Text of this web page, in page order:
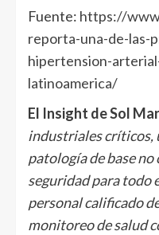
Fuente: https://
reporta-una-de-las-
hipertension-
latinoamerica/
El Insight de Sol
industriales críticos,
patología de base
seguridad para todo
personal calificado
monitoreo de salud